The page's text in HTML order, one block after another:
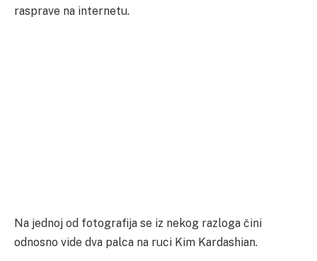
rasprave na internetu.
Na jednoj od fotografija se iz nekog razloga čini
odnosno vide dva palca na ruci Kim Kardashian.